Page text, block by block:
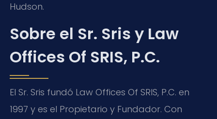
Hudson.
Sobre el Sr. Sris y Law
Offices Of SRIS, P.C.
El Sr. Sris fundó Law Offices Of SRIS, P.C. en
1997 y es el Propietario y Fundador. Con